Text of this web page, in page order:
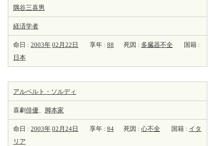
隅谷三喜男
経済学者
命日 : 2003年 02月22日 享年 : 88 死因 : 多臓器不全
国籍 :
日本
アルベルト・ソルディ
喜劇 俳優、 脚本家
命日 : 2003年 02月24日 享年 : 84 死因 : 心不全 国籍 : イタ
リア